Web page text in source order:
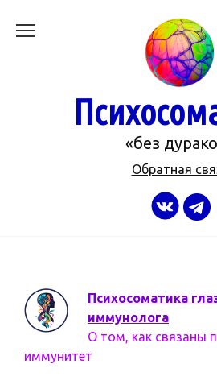
«без
Обратная
Психосоматика
иммунолога
О том, как связаны
иммунитет